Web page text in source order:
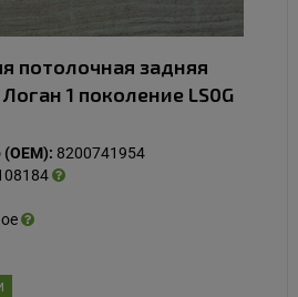
потолочная задняя
1 поколение LS0G
8200741954